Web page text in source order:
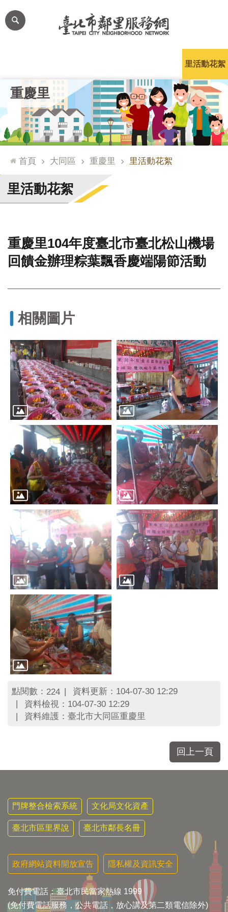
跳到主要內容區塊
網
站
台
通
臺
北
市
門
牌
整
檢
系
文
化
局
文
化
產
市
區
里
界
說
臺
市
鄰
長
名
冊
重慶里
里活動花絮
首頁 大同區 重慶里 里活動花絮
里活動花絮
重慶里104年度臺北市臺北松山機場
回饋金辦理粽葉飄香慶端陽節活動
相關圖片
點閱數： 224
資料更新：104-07-30 12:29
資料檢視：104-07-30 12:29
資料維護：臺北市大同區重慶里
回上一頁
門牌整合檢索系統 文化局文化資產
臺北市區里界說 臺北市鄰長名冊
政府網站資料開放宣告 隱私權及資訊安全
免付費電話：臺北市民當家熱線 1999
(免付費電話服務，公共電話，放心講及第二類電信除外)